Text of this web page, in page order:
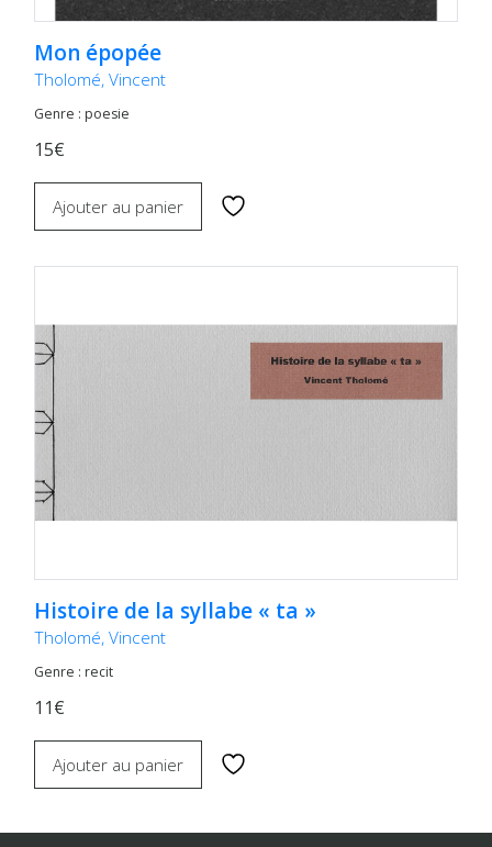
Mon épopée
Tholomé, Vincent
Genre : poesie
15€
Ajouter au panier
Histoire de la syllabe « ta »
Tholomé, Vincent
Genre : recit
11€
Ajouter au panier